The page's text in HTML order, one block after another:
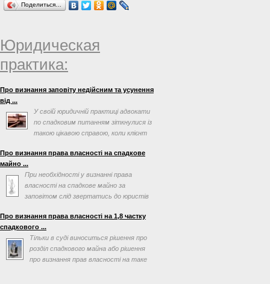
Поделиться…
Юридическая
практика:
Про визнання заповіту недійсним та усунення
від ...
У своїй юридичній практиці адвокати
по спадковим питанням зіткнулися із
такою цікавою справою, коли клієнт
Про визнання права власності на спадкове
майно ...
При необхідності у визнанні права
власності на спадкове майно за
заповітом слід звертатись до юристів
Про визнання права власності на 1,8 частку
спадкового ...
Тільки в суді виноситься рішення про
розділ спадкового майна або рішення
про визнання прав власності на таке